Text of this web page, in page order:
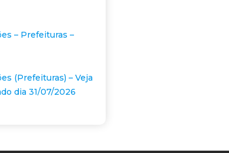
– Prefeituras –
(Prefeituras) – Veja
dia 31/07/2026